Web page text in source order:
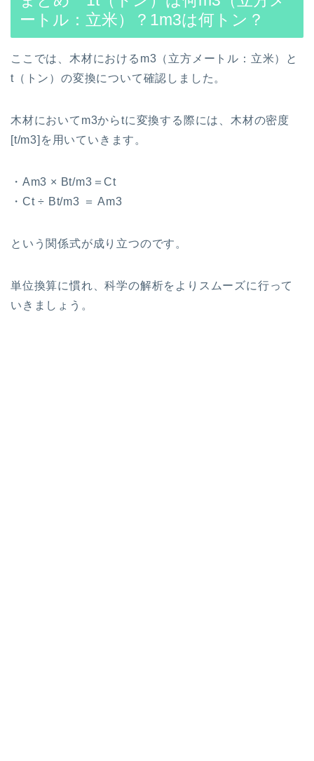
ートル：立米）？1m3は何トン？
ここでは、木材におけるm3（立方メートル：立米）と
t（トン）の変換について確認しました。
木材においてm3からtに変換する際には、木材の密度
[t/m3]を用いていきます。
・Am3 × Bt/m3＝Ct
・Ct ÷ Bt/m3 ＝ Am3
という関係式が成り立つのです。
単位換算に慣れ、科学の解析をよりスムーズに行って
いきましょう。